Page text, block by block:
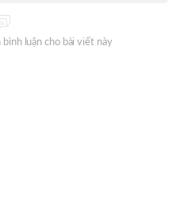
luận cho bài viết này